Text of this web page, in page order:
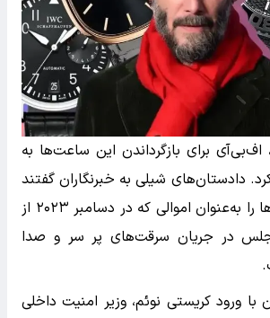
اف‌بی‌آی برای بازگرداندن این ساعت‌ها به
دادستان‌های شیلی به خبرنگاران گفتند
که ریوز این ساعت‌ها را به‌عنوان اموالی که در دسامبر ۲۰۲۳ از
در جریان سرقت‌های پر سر و صدا
با ورود کریستی نوئم، وزیر امنیت داخلی